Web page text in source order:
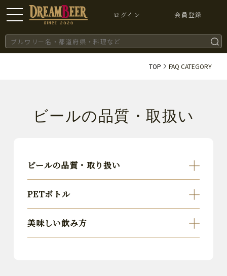
ログイン 会員登録
TOP FAQ CATEGORY
ビールの品質・取扱い
ビールの品質・取り扱い
PETボトル
美味しい飲み方